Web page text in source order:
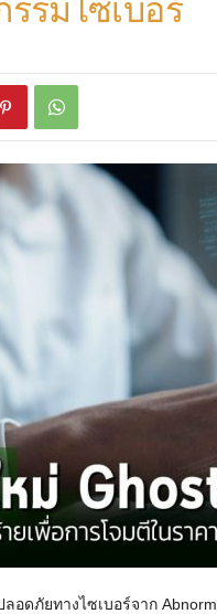
อดภัยทางไซเบอร์จาก